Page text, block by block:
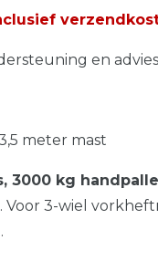
inclusief
en
meter mast
3000 kg
Voor 3-wiel